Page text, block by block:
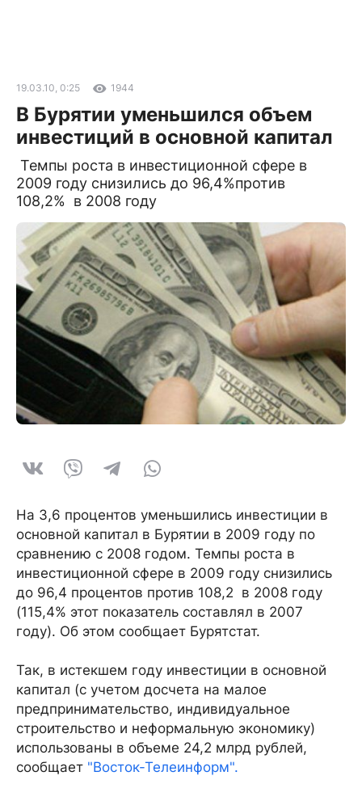
19.03.10, 0:25 1944
В Бурятии уменьшился объем
инвестиций в основной капитал
Темпы роста в инвестиционной сфере в
2009 году снизились до 96,4%против
108,2% в 2008 году
На 3,6 процентов уменьшились инвестиции в
основной капитал в Бурятии в 2009 году по
сравнению с 2008 годом. Темпы роста в
инвестиционной сфере в 2009 году снизились
до 96,4 процентов против 108,2 в 2008 году
(115,4% этот показатель составлял в 2007
году). Об этом сообщает Бурятстат.
Так, в истекшем году инвестиции в основной
капитал (с учетом досчета на малое
предпринимательство, индивидуальное
строительство и неформальную экономику)
использованы в объеме 24,2 млрд рублей,
сообщает "Восток-Телеинформ".